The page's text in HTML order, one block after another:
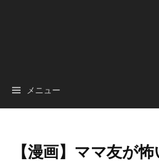
メニュー
【漫画】ママ友が